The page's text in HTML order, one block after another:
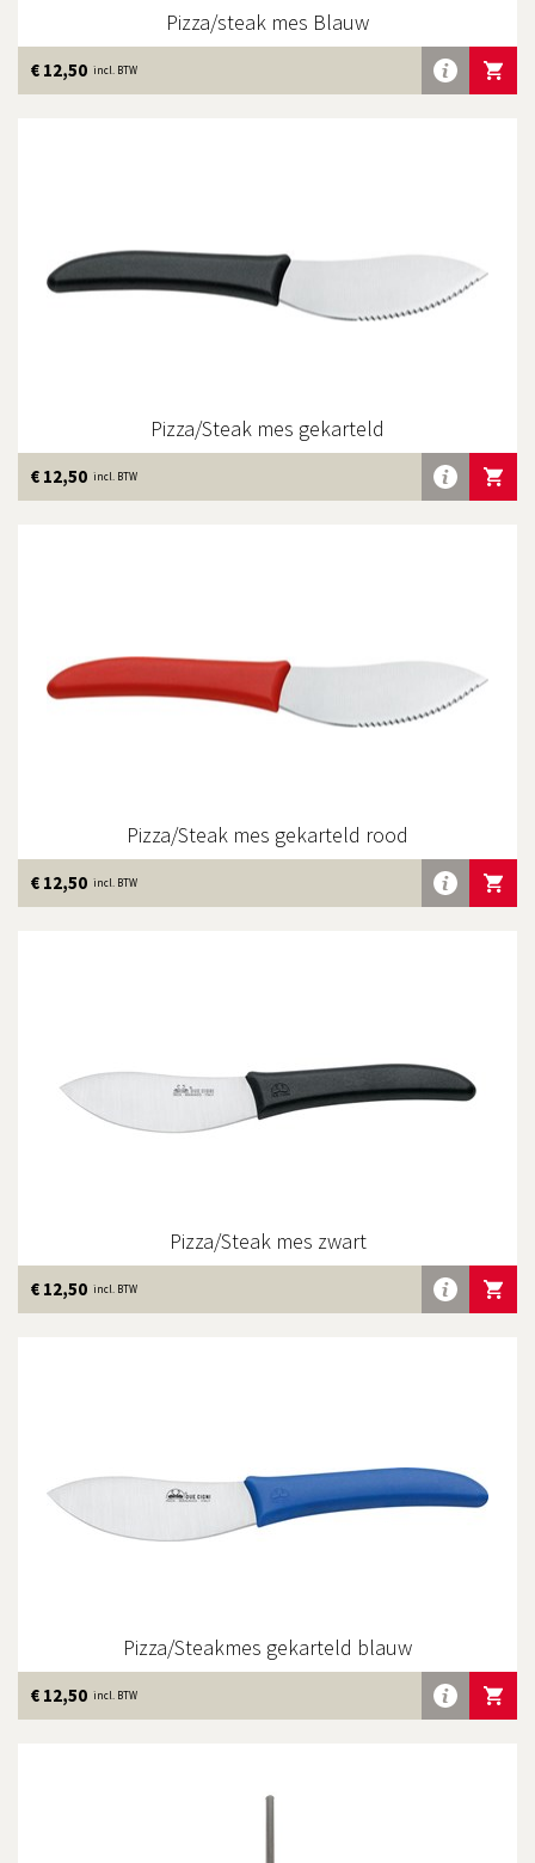
Pizza/steak mes Blauw
€ 12,50 incl. BTW
Meer
info
IN
Pizza/Steak mes gekarteld
€ 12,50 incl. BTW
Meer
info
IN
Pizza/Steak mes gekarteld rood
€ 12,50 incl. BTW
Meer
info
IN
Pizza/Steak mes zwart
€ 12,50 incl. BTW
Meer
info
IN
Pizza/Steakmes gekarteld blauw
€ 12,50 incl. BTW
Meer
info
IN